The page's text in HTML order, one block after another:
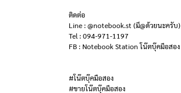
ติดต่อ
Line : @notebook.st (มี@ด้วยนะครับ)
Tel : 094-971-1197
FB : Notebook Station โน๊ตบุ๊คมือสอง
#โน๊ตบุ๊คมือสอง
#ขายโน๊ตบุ๊คมือสอง